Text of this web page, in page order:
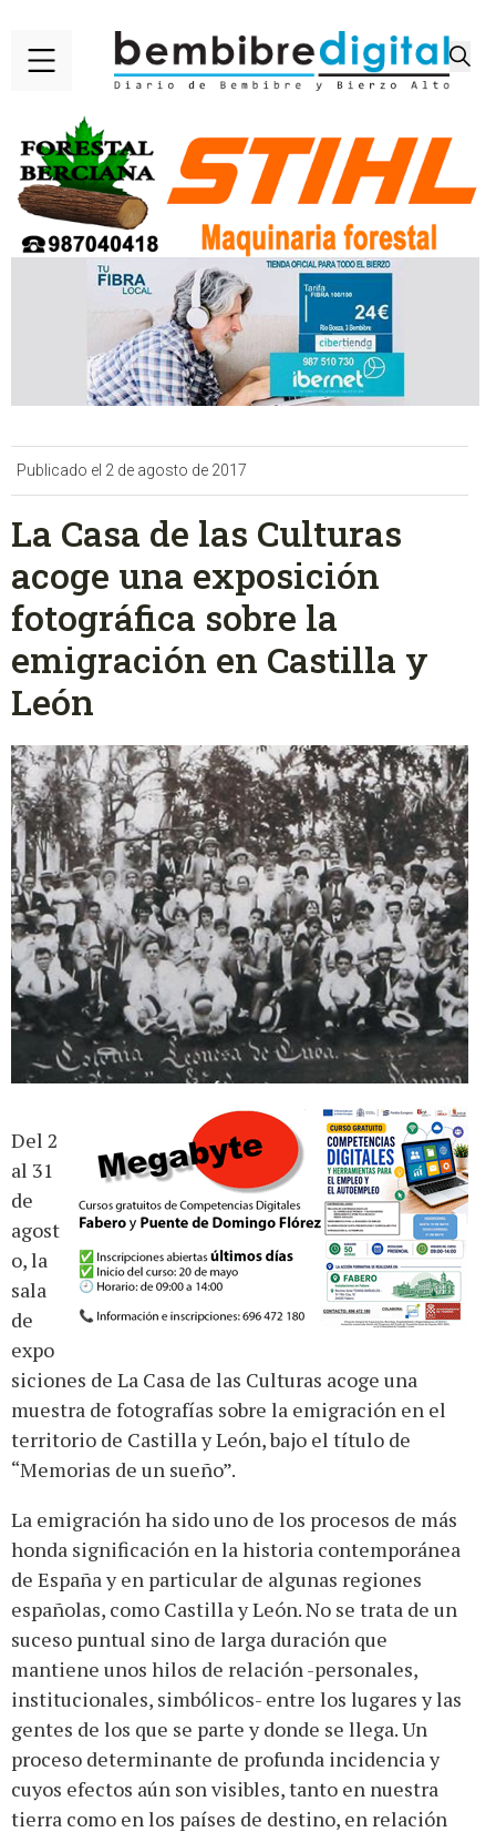
Publicado el 2 de agosto de 2017
La Casa de las Culturas
acoge una exposición
fotográfica sobre la
emigración en Castilla y
León
Del 2
al 31
de
agost
o, la
sala
de
expo
siciones de La Casa de las Culturas acoge una
muestra de fotografías sobre la emigración en el
territorio de Castilla y León, bajo el título de
“Memorias de un sueño”.
La emigración ha sido uno de los procesos de más
honda significación en la historia contemporánea
de España y en particular de algunas regiones
españolas, como Castilla y León. No se trata de un
suceso puntual sino de larga duración que
mantiene unos hilos de relación -personales,
institucionales, simbólicos- entre los lugares y las
gentes de los que se parte y donde se llega. Un
proceso determinante de profunda incidencia y
cuyos efectos aún son visibles, tanto en nuestra
tierra como en los países de destino, en relación